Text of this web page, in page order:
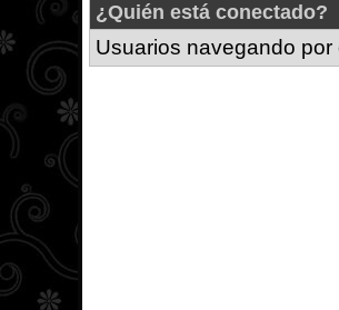
¿Quién está conectado?
Usuarios navegando por